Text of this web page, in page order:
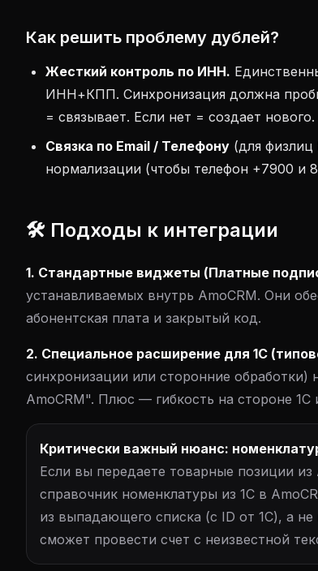
Как решить проблему дублей?
Жесткий контроль по ИНН.
ИНН+КПП. Синхронизация должна
= связывает. Если нет = создает нового.
Связка по Email / Телефону (для физлиц
нормализации (чтобы телефон +7900 и
🛠 Подходы к интеграции
1. Стандартные виджеты (Платные
устанавливаемых внутрь AmoCRM. Они
абонентская плата и закрытый код.
2. Специальное расширение для 1С
синхронизации или сторонние обработки)
AmoCRM". Плюс — гибкость на стороне 1С
Критически важный нюанс:
Если вы передаете товарные позиции
справочник номенклатуры из 1С в
из выпадающего списка (с ID от 1С), а не
сможет провести счет с неизвестной